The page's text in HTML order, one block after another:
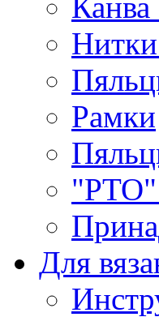
Рамки
"РТО"
Для